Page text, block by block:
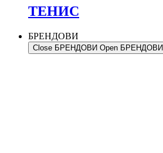
ТЕНИС
БРЕНДОВИ
Close БРЕНДОВИ Open БРЕНДОВИ